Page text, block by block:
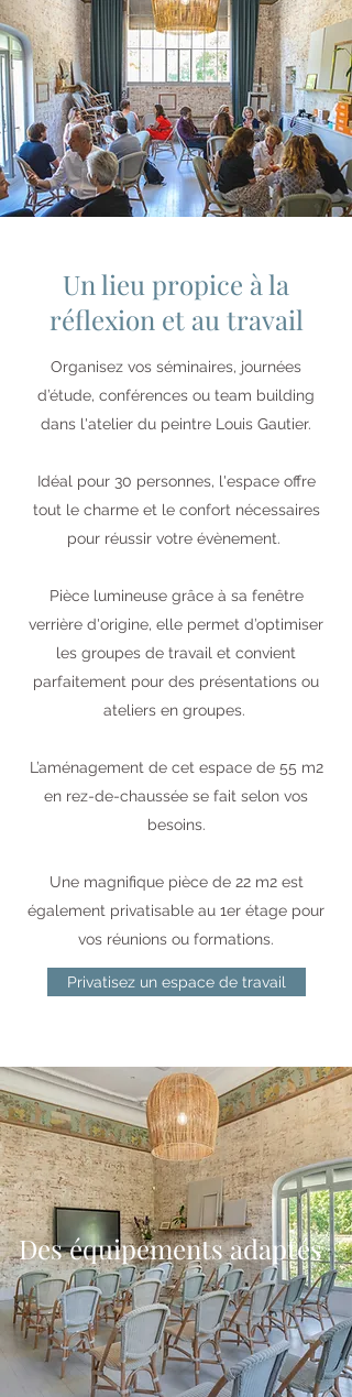
Un lieu propice à la
réflexion et au travail
Organisez vos séminaires, journées
d’étude, conférences ou team building
dans l'atelier du peintre Louis Gautier.
Idéal pour 30 personnes, l'espace offre
tout le charme et le confort nécessaires
pour réussir votre évènement.
Pièce lumineuse grâce à sa fenêtre
verrière d'origine, elle permet d’optimiser
les groupes de travail et convient
parfaitement pour des présentations ou
ateliers en groupes.
L’aménagement de cet espace de 55 m2
en rez-de-chaussée se fait selon vos
besoins.
Une magnifique pièce de 22 m2 est
également privatisable au 1er étage pour
vos réunions ou formations.
Privatisez un espace de travail
Des équipements adaptés